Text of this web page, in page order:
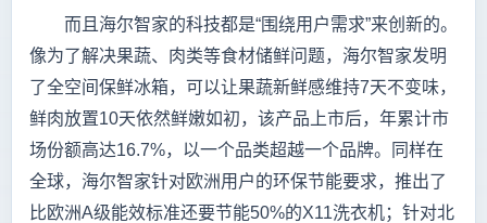
而且海尔智家的科技都是“围绕用户需求”来创新的。
像为了解决果蔬、肉类等食材储鲜问题，海尔智家发明
了全空间保鲜冰箱，可以让果蔬新鲜感维持7天不变味，
鲜肉放置10天依然鲜嫩如初，该产品上市后，年累计市
场份额高达16.7%，以一个品类超越一个品牌。同样在
全球，海尔智家针对欧洲用户的环保节能要求，推出了
比欧洲A级能效标准还要节能50%的X11洗衣机；针对北